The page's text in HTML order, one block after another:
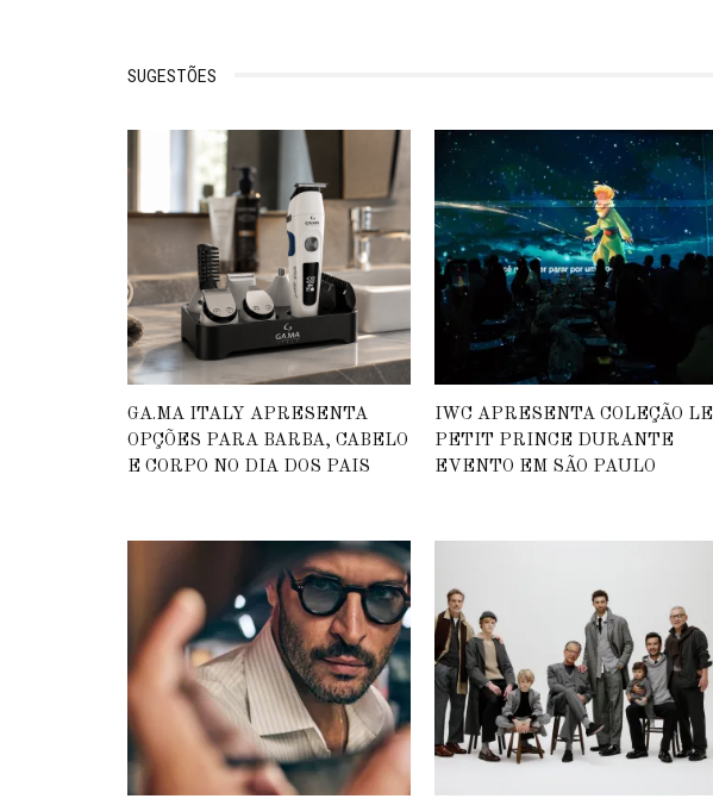
SUGESTÕES
GA.MA ITALY APRESENTA
OPÇÕES PARA BARBA, CABELO
E CORPO NO DIA DOS PAIS
IWC APRESENTA COLEÇÃO LE
PETIT PRINCE DURANTE
EVENTO EM SÃO PAULO